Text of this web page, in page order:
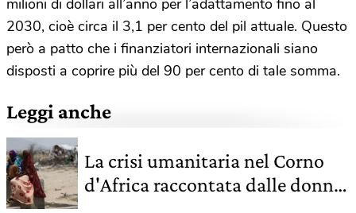
milioni di dollari all’anno per l’adattamento fino al
2030, cioè circa il 3,1 per cento del pil attuale. Questo
però a patto che i finanziatori internazionali siano
disposti a coprire più del 90 per cento di tale somma.
Leggi anche
La crisi umanitaria nel Corno
d'Africa raccontata dalle donne